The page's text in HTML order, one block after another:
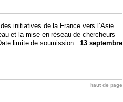
initiatives de la France vers l’Asie
et la mise en réseau de chercheurs
limite de soumission : 13 septembre
haut de page